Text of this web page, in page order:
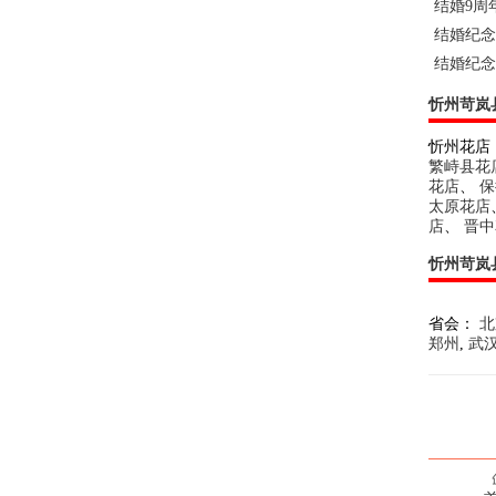
结婚9周
结婚纪
结婚纪
忻州苛岚
忻州花
繁峙县花
花店、
太原花店
店、 晋
忻州苛岚
省会：
郑州 , 武